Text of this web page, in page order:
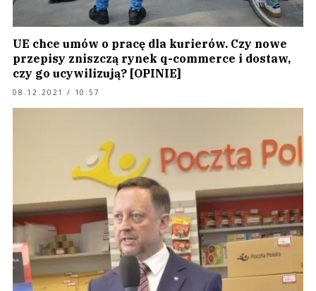
UE chce umów o pracę dla kurierów. Czy nowe
przepisy zniszczą rynek q-commerce i dostaw,
czy go ucywilizują? [OPINIE]
08.12.2021 / 10:57